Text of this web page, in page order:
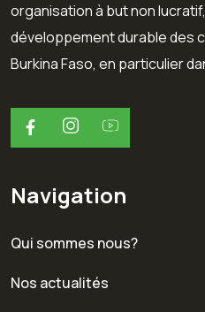
organisation à but non
développement durable des
Burkina Faso, en particulier
Navigation
Qui sommes nous?
Nos actualités